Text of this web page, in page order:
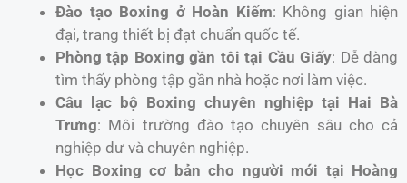
Đào tạo Boxing ở Hoàn Kiếm: Không gian hiện
đại, trang thiết bị đạt chuẩn quốc tế.
Phòng tập Boxing gần tôi tại Cầu Giấy: Dễ dàng
tìm thấy phòng tập gần nhà hoặc nơi làm việc.
Câu lạc bộ Boxing chuyên nghiệp tại Hai Bà
Trưng: Môi trường đào tạo chuyên sâu cho cả
nghiệp dư và chuyên nghiệp.
Học Boxing cơ bản cho người mới tại Hoàng